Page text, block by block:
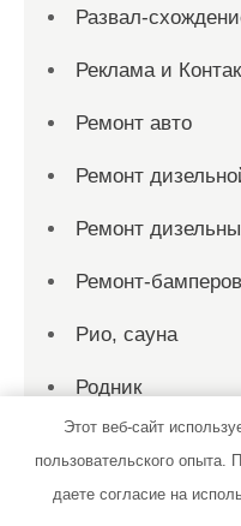
Развал-
Реклама и
Ремонт авто
Ремонт
Ремонт
Ремонт-
Рио, сауна
Родник
Родник, сауна
Русская баня на
Этот веб-сайт
пользовательского опыта.
даете согласие на